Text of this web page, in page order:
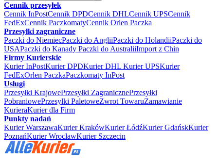
Cennik przesyłek
Cennik InPostCennik DPDCennik DHLCennik UPSCennik
FedExCennik PaczkomatyCennik Orlen Paczka
Przesyłki zagraniczne
Paczki do NiemiecPaczki do AngliiPaczki do HolandiiPaczki do
USAPaczki do Kanady Paczki do AustraliiImport z Chin
Firmy Kurierskie
Kurier InPostKurier DPDKurier DHL Kurier UPSKurier
FedExOrlen PaczkaPaczkomaty InPost
Usługi
Przesyłki KrajowePrzesyłki ZagranicznePrzesyłki
PobraniowePrzesyłki PaletoweZwrot TowaruZamawianie
KurieraKurier dla Firm
Punkty nadań
Kurier WarszawaKurier KrakówKurier ŁódźKurier GdańskKurier
PoznańKurier WrocławKurier Szczecin